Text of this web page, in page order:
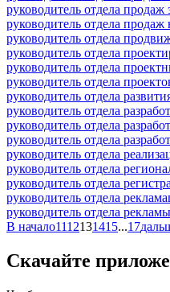
руководитель отдела
руководитель отдела
руководитель отдела
руководитель отдела
руководитель отдела
руководитель отдела
руководитель отдела
руководитель отдела
руководитель отдела
руководитель отдела
руководитель отдела
руководитель отдела
руководитель отдела
руководитель отдела
руководитель отдела рекламы
В начало1112131415...17
Скачайте